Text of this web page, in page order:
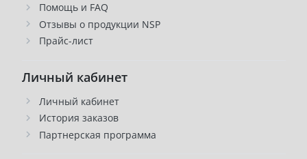
Помощь и FAQ
Отзывы о продукции NSP
Прайс-лист
Личный кабинет
Личный кабинет
История заказов
Партнерская программа